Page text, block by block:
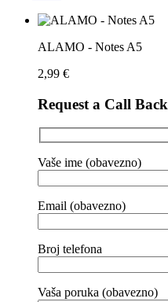
ALAMO - Notes A5
2,99 €
Request a Call Back
Vaše ime (obavezno)
Email (obavezno)
Broj telefona
Vaša poruka (obavezno)